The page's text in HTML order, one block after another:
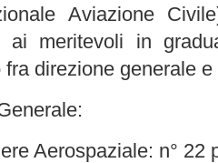
Aviazione
ai meritevoli in
direzione generale
Aerospaziale: n° 22